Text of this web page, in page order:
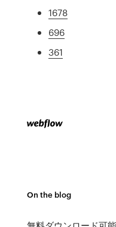
1678
696
361
On the blog